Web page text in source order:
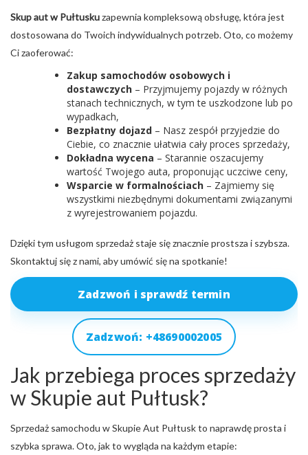
Skup aut w Pułtuskuzapewnia kompleksową obsługę, która jest
dostosowana do Twoich indywidualnych potrzeb. Oto, co możemy
Ci zaoferować:
Zakup samochodów osobowych i
dostawczych – Przyjmujemy pojazdy w różnych
stanach technicznych, w tym te uszkodzone lub po
wypadkach,
Bezpłatny dojazd – Nasz zespół przyjedzie do
Ciebie, co znacznie ułatwia cały proces sprzedaży,
Dokładna wycena – Starannie oszacujemy
wartość Twojego auta, proponując uczciwe ceny,
Wsparcie w formalnościach – Zajmiemy się
wszystkimi niezbędnymi dokumentami związanymi
z wyrejestrowaniem pojazdu.
Dzięki tym usługom sprzedaż staje się znacznie prostsza i szybsza.
Skontaktuj się z nami, aby umówić się na spotkanie!
Zadzwoń i sprawdź termin
Zadzwoń: +48690002005
Jak przebiega proces sprzedaży
w Skupie aut Pułtusk?
Sprzedaż samochodu w Skupie Aut Pułtusk to naprawdę prosta i
szybka sprawa. Oto, jak to wygląda na każdym etapie: